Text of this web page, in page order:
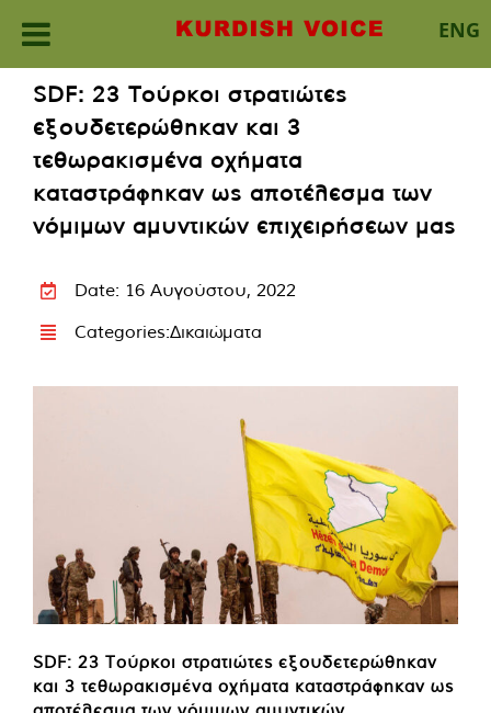
ENG
content
SDF: 23 Τούρκοι στρατιώτες
εξουδετερώθηκαν και 3
τεθωρακισμένα οχήματα
καταστράφηκαν ως αποτέλεσμα των
νόμιμων αμυντικών επιχειρήσεων μας
Date: 16 Αυγούστου, 2022
Categories:Δικαιώματα
SDF: 23 Τούρκοι στρατιώτες εξουδετερώθηκαν
και 3 τεθωρακισμένα οχήματα καταστράφηκαν ως